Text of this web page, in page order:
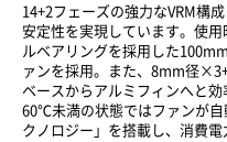
14+2フェーズの強力なVRM構
安定性を実現しています。使
ルベアリングを採用した
ァンを採用。また、8mm径
ベースからアルミフィンへと効
60℃未満の状態ではファンが自
クノロジー」を搭載し、消費